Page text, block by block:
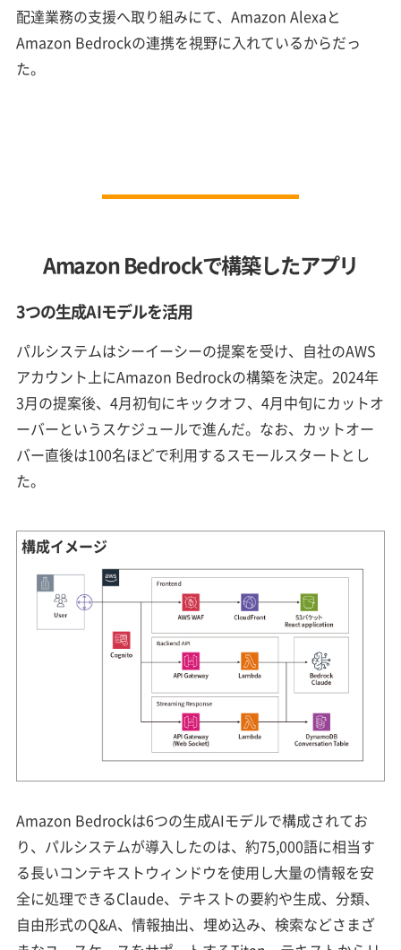
配達業務の支援へ取り組みにて、Amazon Alexaと
Amazon Bedrockの連携を視野に入れているからだっ
た。
Amazon Bedrockで構築したアプリ
3つの生成AIモデルを活用
パルシステムはシーイーシーの提案を受け、自社のAWS
アカウント上にAmazon Bedrockの構築を決定。2024年
3月の提案後、4月初旬にキックオフ、4月中旬にカットオ
ーバーというスケジュールで進んだ。なお、カットオー
バー直後は100名ほどで利用するスモールスタートとし
た。
構成イメージ
Amazon Bedrockは6つの生成AIモデルで構成されてお
り、パルシステムが導入したのは、約75,000語に相当す
る長いコンテキストウィンドウを使用し大量の情報を安
全に処理できるClaude、テキストの要約や生成、分類、
自由形式のQ&A、情報抽出、埋め込み、検索などさまざ